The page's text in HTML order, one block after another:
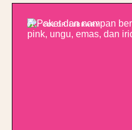
01 / COLOR LIBRARY